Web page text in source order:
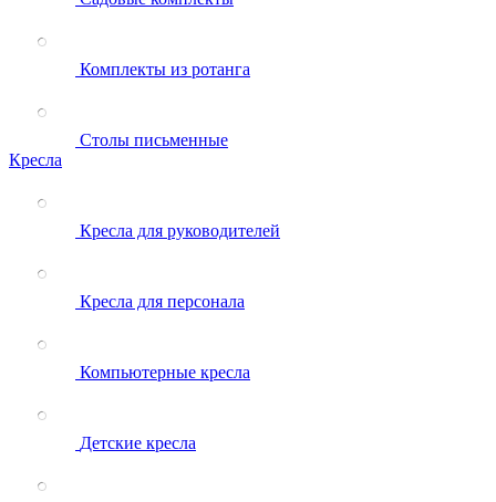
Комплекты из ротанга
Столы письменные
Кресла
Кресла для руководителей
Кресла для персонала
Компьютерные кресла
Детские кресла